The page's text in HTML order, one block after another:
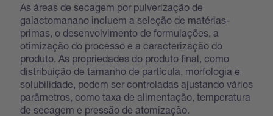
As áreas de secagem por pulverização de
galactomanano incluem a seleção de matérias-
primas, o desenvolvimento de formulações, a
otimização do processo e a caracterização do
produto. As propriedades do produto final, como
distribuição de tamanho de partícula, morfologia e
solubilidade, podem ser controladas ajustando vários
parâmetros, como taxa de alimentação, temperatura
de secagem e pressão de atomização.